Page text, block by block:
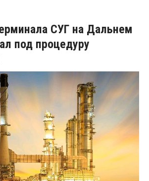
СУГ на Дальнем
под процедуру